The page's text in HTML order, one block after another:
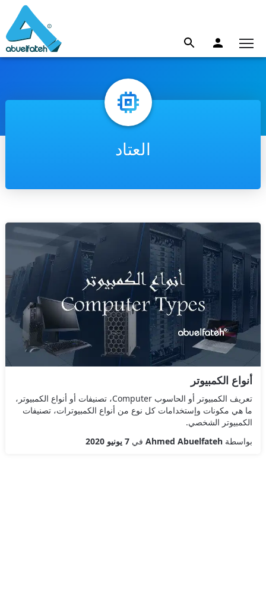
العتاد
أنواع الكمبيوتر
بواسطة Ahmed Abuelfatehفي 7 يونيو 2020
تعريف الكمبيوتر أو الحاسوب Computer، تصنيفات أو أنواع الكمبيوتر،
ما هي مكونات وإستخدامات كل نوع من أنواع الكمبيوترات، تصنيفات
الكمبيوتر الشخصي.